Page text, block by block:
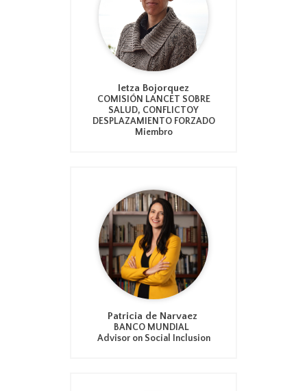
Ietza Bojorquez
COMISIÓN LANCET SOBRE
SALUD, CONFLICTOY
DESPLAZAMIENTO FORZADO
Miembro
Patricia de Narvaez
BANCO MUNDIAL
Advisor on Social Inclusion